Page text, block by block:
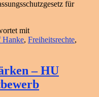
für
mit
Hanke, Freiheitsrechte,
– HU